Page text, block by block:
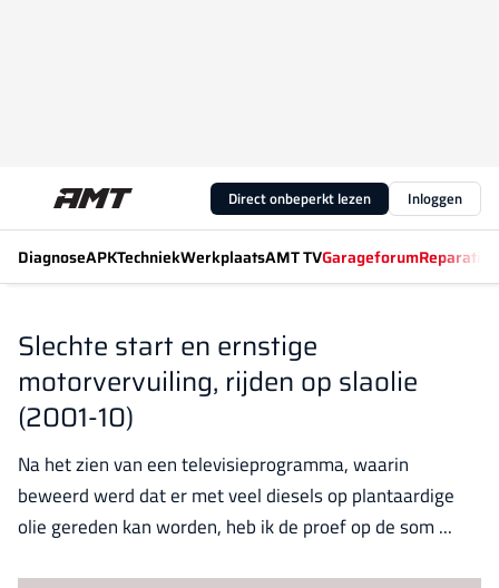
Direct onbeperkt lezen Inloggen
DiagnoseAPKTechniekWerkplaatsAMT TVGarageforum
Slechte start en ernstige
motorvervuiling, rijden op slaolie
(2001-10)
Na het zien van een televisieprogramma, waarin
beweerd werd dat er met veel diesels op plantaardige
olie gereden kan worden, heb ik de proef op de som ...